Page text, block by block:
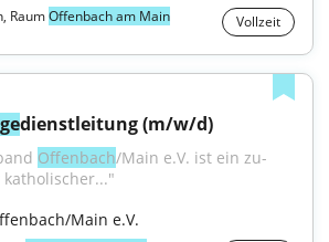
RaumOffenbach am Main Vollzeit
dienstleitung (m/w/d)
Offenbach/Main e.V. ist ein zu­
Main e.V.